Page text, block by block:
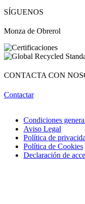
SÍGUENOS
Monza de Obrerol
CONTACTA CON
Contactar
Condiciones
Aviso Legal
Política de
Política de Cookies
Declaración de
¡Hola! Soy OBRI, tu